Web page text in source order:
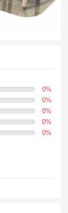
0%
0%
0%
0%
0%